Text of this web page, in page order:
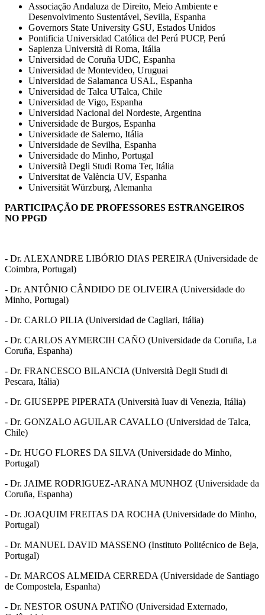
Associação Andaluza de Direito, Meio Ambiente e
Desenvolvimento Sustentável, Sevilla, Espanha
Governors State University GSU, Estados Unidos
Pontificia Universidad Católica del Perú PUCP, Perú
Sapienza Università di Roma, Itália
Universidad de Coruña UDC, Espanha
Universidad de Montevideo, Uruguai
Universidad de Salamanca USAL, Espanha
Universidad de Talca UTalca, Chile
Universidad de Vigo, Espanha
Universidad Nacional del Nordeste, Argentina
Universidade de Burgos, Espanha
Universidade de Salerno, Itália
Universidade de Sevilha, Espanha
Universidade do Minho, Portugal
Università Degli Studi Roma Ter, Itália
Universitat de València UV, Espanha
Universität Würzburg, Alemanha
PARTICIPAÇÃO DE PROFESSORES ESTRANGEIROS
NO PPGD
- Dr. ALEXANDRE LIBÓRIO DIAS PEREIRA (Universidade de
Coimbra, Portugal)
- Dr. ANTÔNIO CÂNDIDO DE OLIVEIRA (Universidade do
Minho, Portugal)
- Dr. CARLO PILIA (Universidad de Cagliari, Itália)
- Dr. CARLOS AYMERCIH CAÑO (Universidade da Coruña, La
Coruña, Espanha)
- Dr. FRANCESCO BILANCIA (Università Degli Studi di
Pescara, Itália)
- Dr. GIUSEPPE PIPERATA (Università Iuav di Venezia, Itália)
- Dr. GONZALO AGUILAR CAVALLO (Universidad de Talca,
Chile)
- Dr. HUGO FLORES DA SILVA (Universidade do Minho,
Portugal)
- Dr. JAIME RODRIGUEZ-ARANA MUNHOZ (Universidade da
Coruña, Espanha)
- Dr. JOAQUIM FREITAS DA ROCHA (Universidade do Minho,
Portugal)
- Dr. MANUEL DAVID MASSENO (Instituto Politécnico de Beja,
Portugal)
- Dr. MARCOS ALMEIDA CERREDA (Universidade de Santiago
de Compostela, Espanha)
- Dr. NESTOR OSUNA PATIÑO (Universidad Externado,